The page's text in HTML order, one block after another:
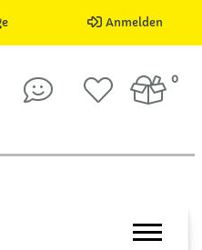
Anmelden
0